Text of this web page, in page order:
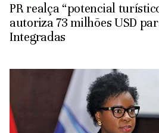
PR realça “potencial
autoriza 73 milhões USD
Integradas